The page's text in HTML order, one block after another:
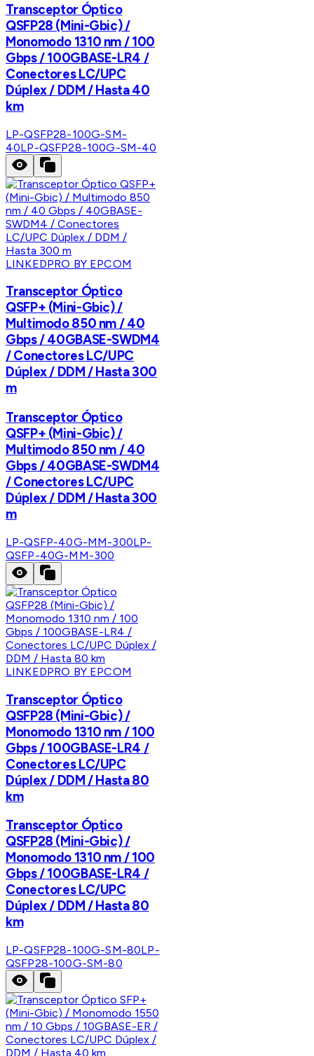
Transceptor Óptico
QSFP28 (Mini-Gbic) /
Monomodo 1310 nm / 100
Gbps / 100GBASE-LR4 /
Conectores LC/UPC
Dúplex / DDM / Hasta 40
km
LP-QSFP28-100G-SM-
40LP-QSFP28-100G-SM-40
LINKEDPRO BY EPCOM
Transceptor Óptico
QSFP+ (Mini-Gbic) /
Multimodo 850 nm / 40
Gbps / 40GBASE-SWDM4
/ Conectores LC/UPC
Dúplex / DDM / Hasta 300
m
Transceptor Óptico
QSFP+ (Mini-Gbic) /
Multimodo 850 nm / 40
Gbps / 40GBASE-SWDM4
/ Conectores LC/UPC
Dúplex / DDM / Hasta 300
m
LP-QSFP-40G-MM-300LP-
QSFP-40G-MM-300
LINKEDPRO BY EPCOM
Transceptor Óptico
QSFP28 (Mini-Gbic) /
Monomodo 1310 nm / 100
Gbps / 100GBASE-LR4 /
Conectores LC/UPC
Dúplex / DDM / Hasta 80
km
Transceptor Óptico
QSFP28 (Mini-Gbic) /
Monomodo 1310 nm / 100
Gbps / 100GBASE-LR4 /
Conectores LC/UPC
Dúplex / DDM / Hasta 80
km
LP-QSFP28-100G-SM-80LP-
QSFP28-100G-SM-80